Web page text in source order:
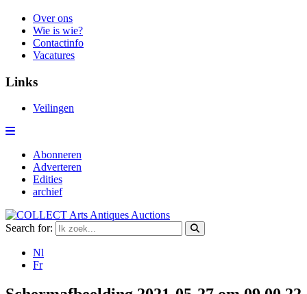
Over ons
Wie is wie?
Contactinfo
Vacatures
Links
Veilingen
Abonneren
Adverteren
Edities
archief
Search for:
Nl
Fr